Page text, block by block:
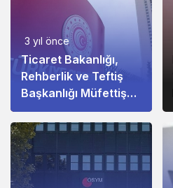
3 yıl önce
Ticaret Bakanlığı,
Rehberlik ve Teftiş
Başkanlığı Müfettiş
Yardımcısı Alımı!